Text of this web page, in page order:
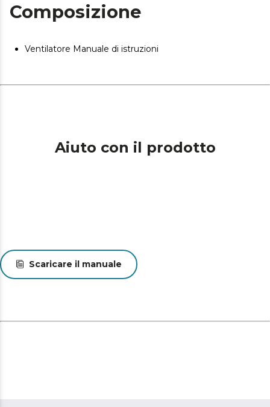
Composizione
Ventilatore Manuale di istruzioni
Aiuto con il prodotto
Scaricare il manuale